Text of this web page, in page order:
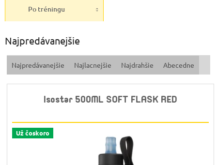
Po tréningu
Najpredávanejšie
R
d
Najpredávanejšie Najlacnejšie Najdrahšie Abecedne
Isostar 500ML SOFT FLASK RED
Už čoskoro